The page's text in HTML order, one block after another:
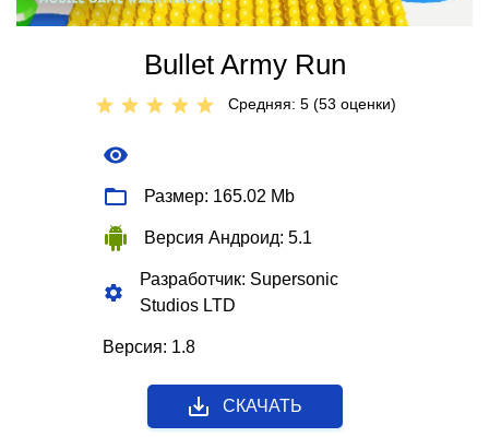
Bullet Army Run
Средняя: 5 (53 оценки)
Размер: 165.02 Mb
Версия Андроид: 5.1
Разработчик: Supersonic
Studios LTD
Версия: 1.8
СКАЧАТЬ